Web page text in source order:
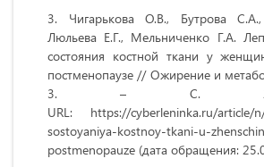
Чигарькова О.В., Бутрова
Люльева Е.Г., Мельниченко Г.А.
состояния костной ткани у
постменопаузе // Ожирение и
3. – С.
URL: https://cyberleninka.ru/article/
sostoyaniya-kostnoy-tkani-u-
postmenopauze (дата обращения: